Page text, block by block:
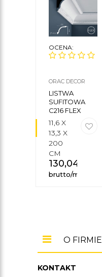
OCENA:
ORAC DECOR
LISTWA
SUFITOWA
C216 FLEX
11,6 X
13,3 X
200
CM
130,04
brutto/mb
KONTAKT
O FIRMIE